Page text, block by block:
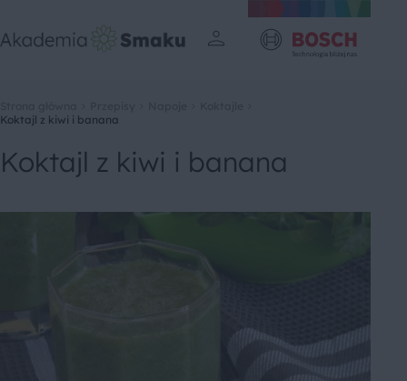
Koktajl z kiwi i banana
Koktajl z kiwi i banana